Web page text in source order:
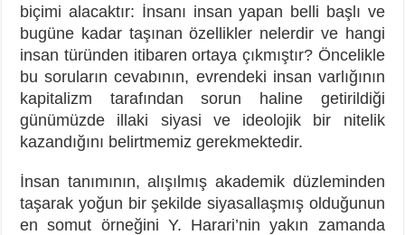
biçimi alacaktır: İnsanı insan yapan belli başlı ve
bugüne kadar taşınan özellikler nelerdir ve hangi
insan türünden itibaren ortaya çıkmıştır? Öncelikle
bu soruların cevabının, evrendeki insan varlığının
kapitalizm tarafından sorun haline getirildiği
günümüzde illaki siyasi ve ideolojik bir nitelik
kazandığını belirtmemiz gerekmektedir.
İnsan tanımının, alışılmış akademik düzleminden
taşarak yoğun bir şekilde siyasallaşmış olduğunun
en somut örneğini Y. Harari’nin yakın zamanda